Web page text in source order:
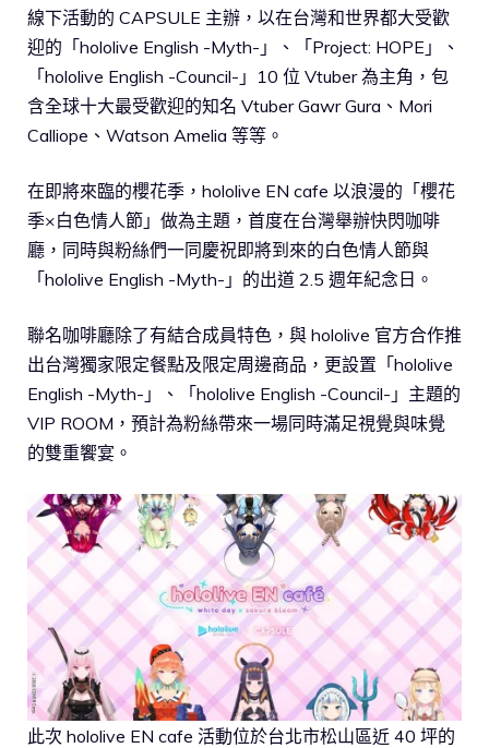
線下活動的 CAPSULE 主辦，以在台灣和世界都大受歡
迎的「hololive English -Myth-」、「Project: HOPE」、
「hololive English -Council-」10 位 Vtuber 為主角，包
含全球十大最受歡迎的知名 Vtuber Gawr Gura、Mori
Calliope、Watson Amelia 等等。
在即將來臨的櫻花季，hololive EN cafe 以浪漫的「櫻花
季×白色情人節」做為主題，首度在台灣舉辦快閃咖啡
廳，同時與粉絲們一同慶祝即將到來的白色情人節與
「hololive English -Myth-」的出道 2.5 週年紀念日。
聯名咖啡廳除了有結合成員特色，與 hololive 官方合作推
出台灣獨家限定餐點及限定周邊商品，更設置「hololive
English -Myth-」、「hololive English -Council-」主題的
VIP ROOM，預計為粉絲帶來一場同時滿足視覺與味覺
的雙重饗宴。
此次 hololive EN cafe 活動位於台北市松山區近 40 坪的